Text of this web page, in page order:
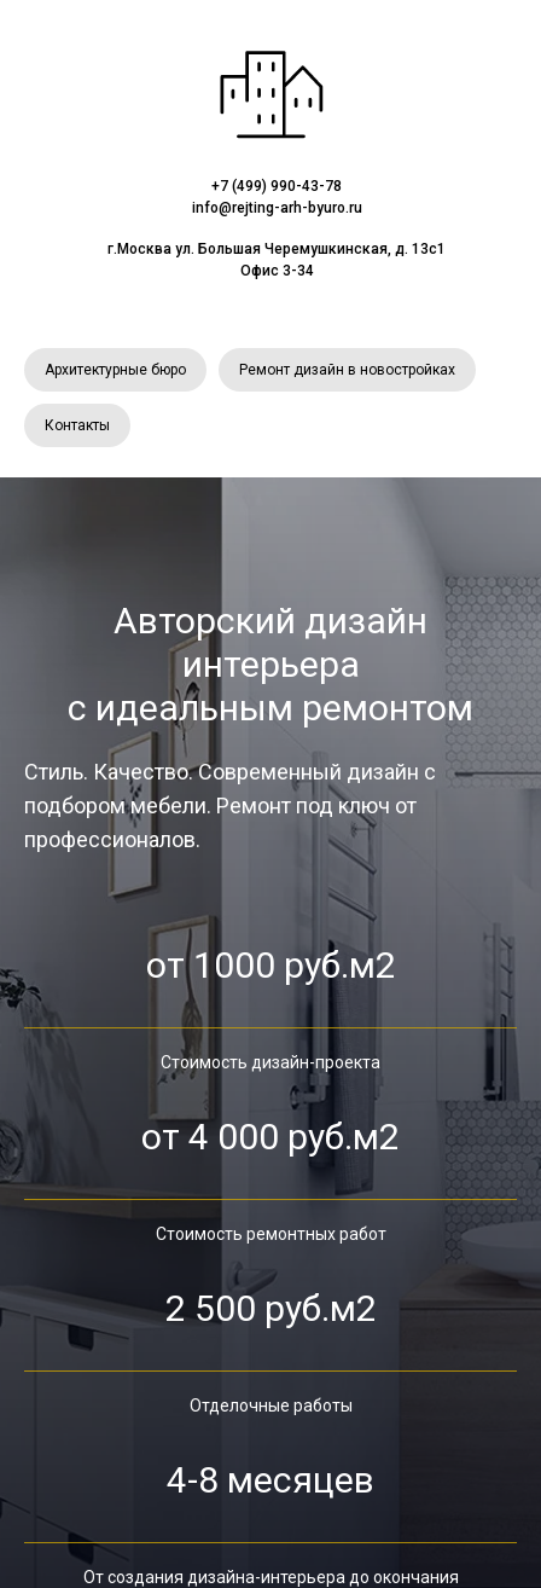
+7 (499) 990-43-78
info@rejting-arh-byuro.ru
г.Москва ул. Большая Черемушкинская, д. 13с1
Офис 3-34
Архитектурные бюро Ремонт дизайн в новостройках
Контакты
Авторский дизайн
интерьера
с идеальным ремонтом
Стиль. Качество. Современный дизайн с
подбором мебели. Ремонт под ключ от
профессионалов.
от 1000 руб.м2
Стоимость дизайн-проекта
от 4 000 руб.м2
Стоимость ремонтных работ
2 500 руб.м2
Отделочные работы
4-8 месяцев
От создания дизайна-интерьера до окончания